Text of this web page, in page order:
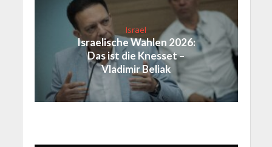
Israel
Israelische Wahlen 2026:
Das ist die Knesset –
Vladimir Beliak